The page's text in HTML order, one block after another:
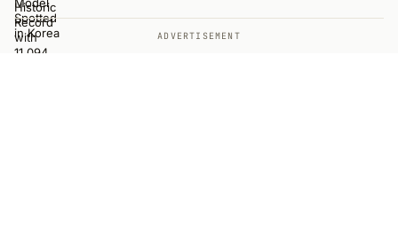
ADVERTISEMENT